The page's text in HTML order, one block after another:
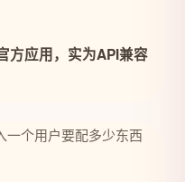
方应用，实为API兼容